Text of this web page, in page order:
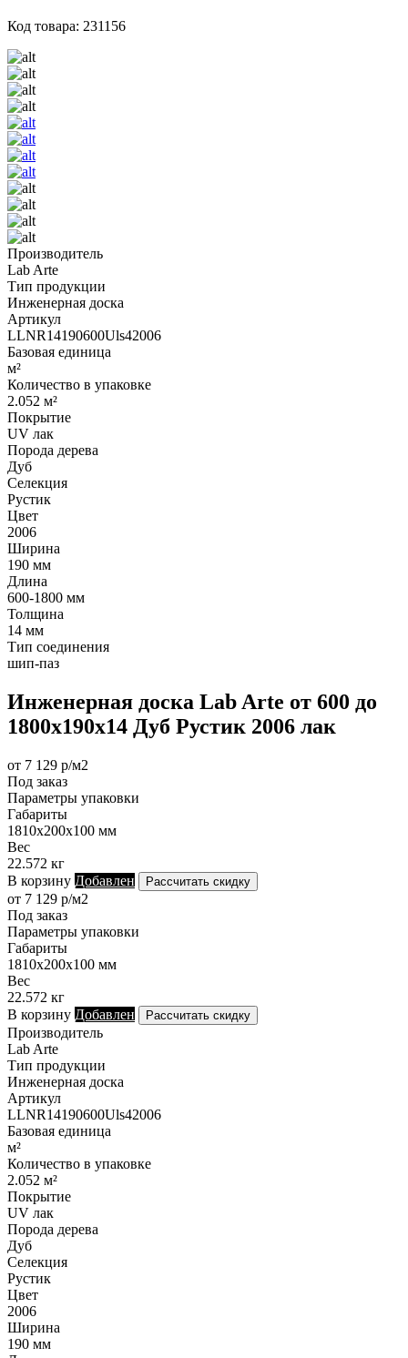
Код товара: 231156
Производитель
Lab Arte
Тип продукции
Инженерная доска
Артикул
LLNR14190600Uls42006
Базовая единица
м²
Количество в упаковке
2.052 м²
Покрытие
UV лак
Порода дерева
Дуб
Селекция
Рустик
Цвет
2006
Ширина
190 мм
Длина
600-1800 мм
Толщина
14 мм
Тип соединения
шип-паз
Инженерная доска Lab Arte от 600 до
1800х190х14 Дуб Рустик 2006 лак
от 7 129 р/м2
Под заказ
Параметры упаковки
Габариты
1810х200х100 мм
Вес
22.572 кг
В корзину Добавлен Рассчитать скидку
от 7 129 р/м2
Под заказ
Параметры упаковки
Габариты
1810х200х100 мм
Вес
22.572 кг
В корзину Добавлен Рассчитать скидку
Производитель
Lab Arte
Тип продукции
Инженерная доска
Артикул
LLNR14190600Uls42006
Базовая единица
м²
Количество в упаковке
2.052 м²
Покрытие
UV лак
Порода дерева
Дуб
Селекция
Рустик
Цвет
2006
Ширина
190 мм